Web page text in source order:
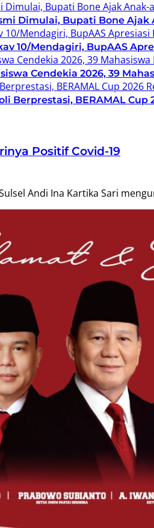
Dimulai, Bupati Bone
10/Mendagiri, BupAAS
Cendekia 2026, 39
Berprestasi, BERAMAL Cup
Positif Covid-19
Sulsel Andi Ina Kartika Sari